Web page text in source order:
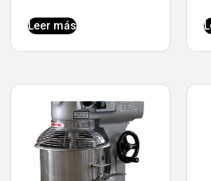
Leer más